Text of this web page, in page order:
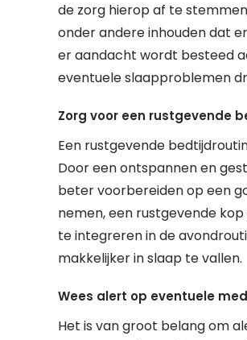
de zorg hierop af te
onder andere inhouden dat
er aandacht wordt besteed
eventuele slaapproblemen
Zorg voor een rustgevende
Een rustgevende
Door een ontspannen en
beter voorbereiden op een
nemen, een rustgevende
te integreren in de
makkelijker in slaap te vallen.
Wees alert op eventuele
Het is van groot belang om